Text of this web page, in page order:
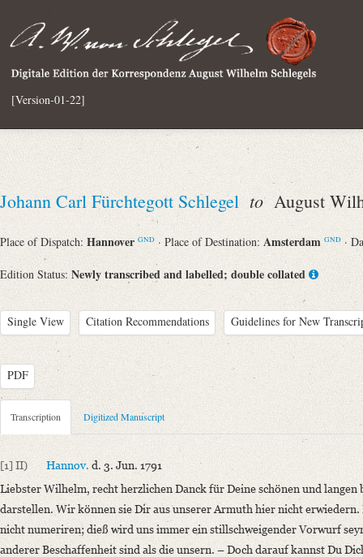
[Version-01-22]
Johann Carl Fürchtegott Schlegel toAugust
Place of Dispatch: Hannover GND · Place of Destination: Amsterdam GND ·
Edition Status: Newly transcribed and labelled; double collated
Single View Citation Recommendations Guidelines for New
PDF
Metadata Concerning Header
Sender: Johann Carl Fürchtegott Schlegel
Recipient: August Wilhelm von Schlegel
Place of Destination: Amsterdam GND
Date: 03.06.1791
Notations: Empfangsort erschlossen.
Transcription Digitized Manuscript
[1] II) Hannov. d. 3. Jun. 1791
Liebster Wilhelm, recht herzlichen Danck für Deine schönen und langen
darstellen. Wir können sie Dir aus unserer Armuth hier nicht erwiedern.
nicht numeriren; dieß wird uns immer ein stillschweigender Vorwurf
anderer Beschaffenheit sind als die unsern. – Doch darauf kannst Du